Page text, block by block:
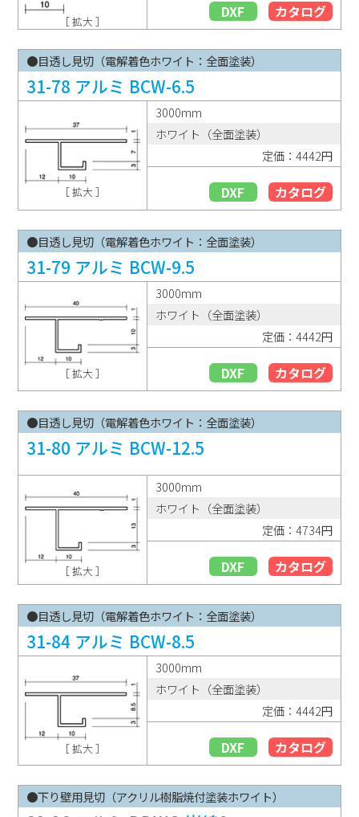
［ 拡大 ］
DXF カタログ
●目透し見切（電解着色ホワイト：全面塗装）
31-78 アルミ BCW-6.5
［ 拡大 ］
3000mm
ホワイト（全面塗装）
定価：4442円
DXF カタログ
●目透し見切（電解着色ホワイト：全面塗装）
31-79 アルミ BCW-9.5
［ 拡大 ］
3000mm
ホワイト（全面塗装）
定価：4442円
DXF カタログ
●目透し見切（電解着色ホワイト：全面塗装）
31-80 アルミ BCW-12.5
［ 拡大 ］
3000mm
ホワイト（全面塗装）
定価：4734円
DXF カタログ
●目透し見切（電解着色ホワイト：全面塗装）
31-84 アルミ BCW-8.5
［ 拡大 ］
3000mm
ホワイト（全面塗装）
定価：4442円
DXF カタログ
●下り壁用見切（アクリル樹脂焼付塗装ホワイト）